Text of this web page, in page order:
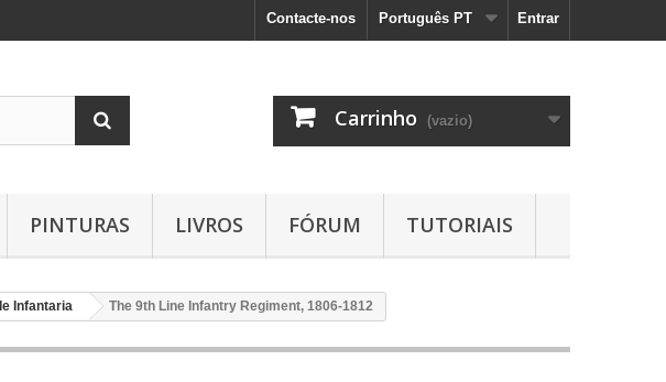
Entrar
Português PT
Contacte-nos
Carrinho (vazio)
PINTURAS LIVROS FÓRUM TUTORIAIS
Infantaria The 9th Line Infantry Regiment, 1806-1812